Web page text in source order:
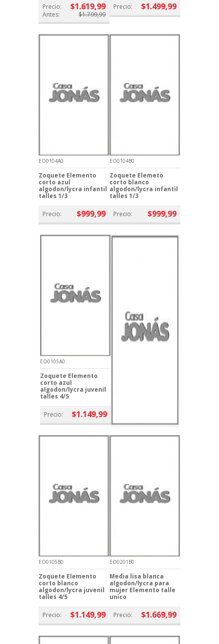
Precio: $1.619,99
Antes: $1.799,99
Precio: $1.499,99
EO0104A0
Zoquete Elemento
corto azul
algodon/lycra infantil
talles 1/3
Precio: $999,99
EO0104B0
Zoquete Elemeto
corto blanco
algodon/lycra infantil
talles 1/3
Precio: $999,99
EO0105A0
Zoquete Elemento
corto azul
algodon/lycra juvenil
talles 4/5
Precio: $1.149,99
EO0105B0
Zoquete Elemento
corto blanco
algodon/lycra juvenil
talles 4/5
Precio: $1.149,99
EO0201B0
Media lisa blanca
algodon/lycra para
mujer Elemento talle
unico
Precio: $1.669,99